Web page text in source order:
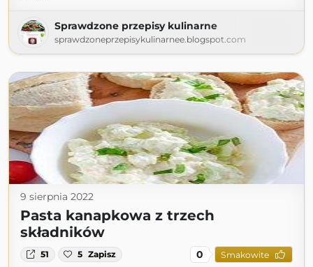
Sprawdzone przepisy kulinarne
sprawdzoneprzepisykulinarnee.blogspot.com
9 sierpnia 2022
Pasta kanapkowa z trzech
składników
51 5 Zapisz 0 Smakowite